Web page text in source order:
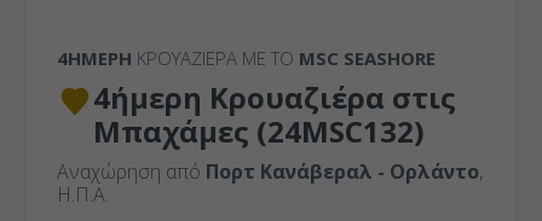
4ΉΜΕΡΗ ΚΡΟΥΑΖΙΕΡΑ ΜΕ ΤΟ MSC SEASHORE
4ήμερη Κρουαζιέρα στις
Μπαχάμες (24MSC132)
Αναχώρηση από Πορτ Κανάβεραλ - Ορλάντο,
Η.Π.Α.